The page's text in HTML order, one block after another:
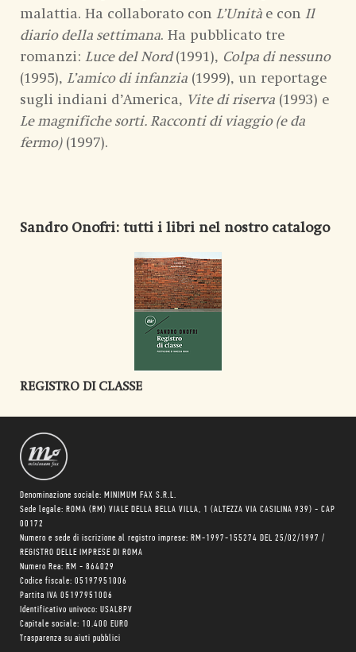
malattia. Ha collaborato con L’Unità e con Il
diario della settimana. Ha pubblicato tre
romanzi: Luce del Nord(1991), Colpa di nessuno
(1995), L’amico di infanzia (1999), un reportage
sugli indiani d’America, Vite di riserva (1993) e
Le magnifiche sorti. Racconti di viaggio (e da
fermo)(1997).
Sandro Onofri: tutti i libri nel nostro catalogo
REGISTRO DI CLASSE
Denominazione sociale: MINIMUM FAX S.R.L.
Sede legale: ROMA (RM) VIALE DELLA BELLA VILLA, 1 (ALTEZZA VIA CASILINA 939) - CAP
00172
Numero e sede di iscrizione al registro imprese: RM-1997-155274 DEL 25/02/1997 /
REGISTRO DELLE IMPRESE DI ROMA
Numero Rea: RM - 864029
Codice fiscale: 05197951006
Partita IVA 05197951006
Identificativo univoco: USAL8PV
Capitale sociale: 10.400 EURO
Trasparenza su aiuti pubblici